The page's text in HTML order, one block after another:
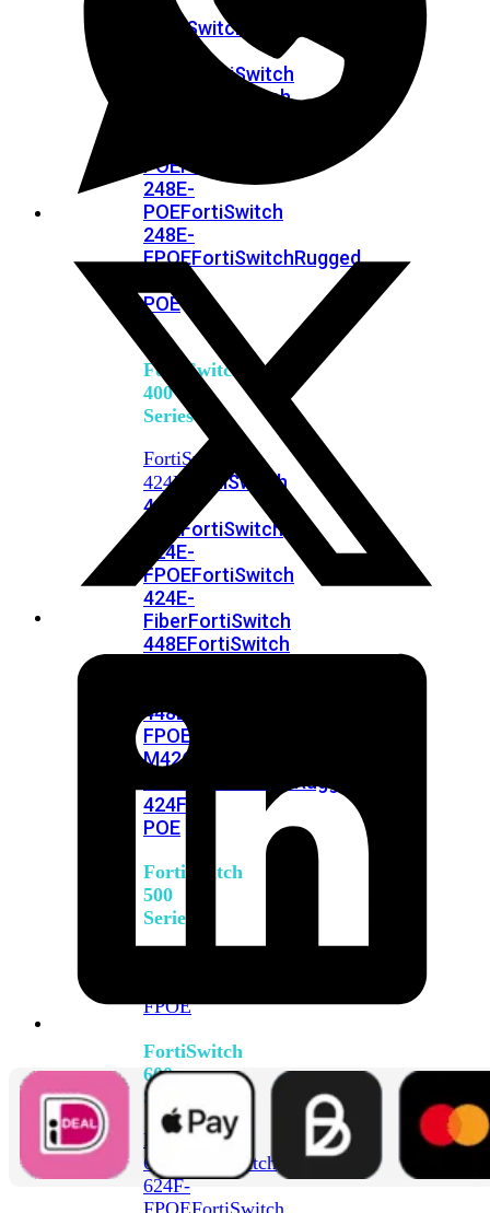
FortiSwitch
FortiSwitch
FortiSwitch
POEFortiSwitch
248E-
POEFortiSwitch
248E-
FPOEFortiSwitchRugged
POE
FortiSwitch
400
Series
FortiSwitch
424E
FortiSwitch
424E-
FortiSwitch
424E-
FPOEFortiSwitch
424E-
FiberFortiSwitch
448EFortiSwitch
448E-
FPOE
M426E-
FortiSwitchRugged
424F-
POE
FortiSwitch
500
Series
FPOE
FortiSwitch
600
Series
FortiSwitch
624F
FortiSwitch
624F-
FPOEFortiSwitch